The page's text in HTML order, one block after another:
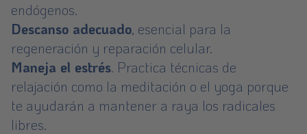
endógenos.
Descanso adecuado, esencial para la
regeneración y reparación celular.
Maneja el estrés. Practica técnicas de
relajación como la meditación o el yoga porque
te ayudarán a mantener a raya los radicales
libres.